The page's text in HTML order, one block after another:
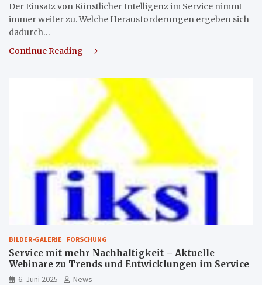
Der Einsatz von Künstlicher Intelligenz im Service nimmt
immer weiter zu. Welche Herausforderungen ergeben sich
dadurch…
Continue Reading
BILDER-GALERIE FORSCHUNG
Service mit mehr Nachhaltigkeit – Aktuelle
Webinare zu Trends und Entwicklungen im Service
6. Juni 2025
News